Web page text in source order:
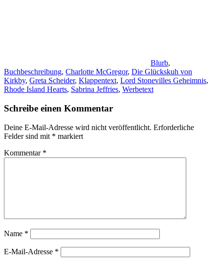
Blurb,
Buchbeschreibung, Charlotte McGregor, Die Glückskuh von
Kirkby, Greta Scheider, Klappentext, Lord Stonevilles Geheimnis,
Rhode Island Hearts, Sabrina Jeffries, Werbetext
Schreibe einen Kommentar
Deine E-Mail-Adresse wird nicht veröffentlicht. Erforderliche
Felder sind mit * markiert
Kommentar *
Name *
E-Mail-Adresse *